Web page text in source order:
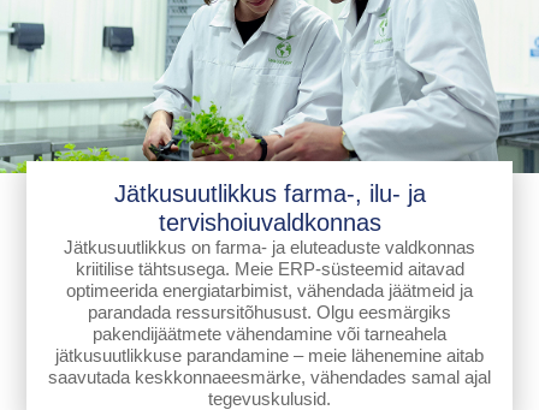
Jätkusuutlikkus farma-, ilu- ja
tervishoiuvaldkonnas
Jätkusuutlikkus on farma- ja eluteaduste valdkonnas
kriitilise tähtsusega. Meie ERP-süsteemid aitavad
optimeerida energiatarbimist, vähendada jäätmeid ja
parandada ressursitõhusust. Olgu eesmärgiks
pakendijäätmete vähendamine või tarneahela
jätkusuutlikkuse parandamine – meie lähenemine aitab
saavutada keskkonnaeesmärke, vähendades samal ajal
tegevuskulusid.